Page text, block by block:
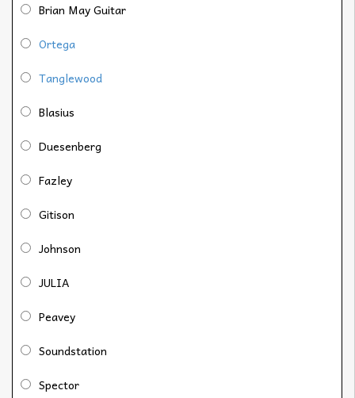
Brian May Guitar
Ortega
Tanglewood
Blasius
Duesenberg
Fazley
Gitison
Johnson
JULIA
Peavey
Soundstation
Spector